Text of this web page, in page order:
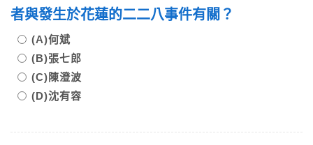
者與發生於花蓮的二二八事件有關？
(A)何斌
(B)張七郎
(C)陳澄波
(D)沈有容